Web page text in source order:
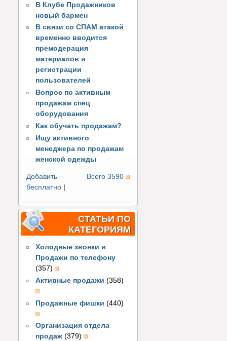
В Клубе Продажников
новый бармен
В связи со СПАМ атакой
временно вводится
премодерация
материалов и
регистрации
пользователей
Вопрос по активным
продажам спец
оборудования
Как обучать продажам?
Ищу активного
менеджера по продажам
женской одежды
Всего 3590
Добавить
бесплатно |
СТАТЬИ ПО
КАТЕГОРИЯМ
Холодные звонки и
Продажи по телефону
(357)
Активные продажи (358)
Продажные фишки (440)
Организация отдела
продаж (379)